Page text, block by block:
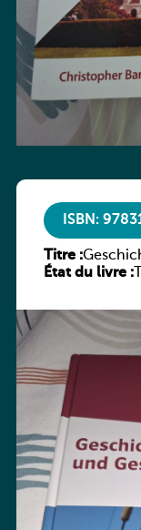
ISBN:
Titre :
État du livre :